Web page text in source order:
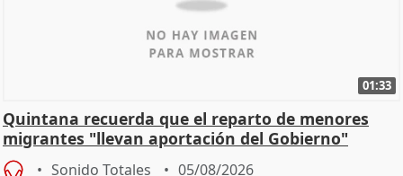
01:33
Quintana recuerda que el reparto de menores
migrantes "llevan aportación del Gobierno"
central
Sonido Totales 05/08/2026